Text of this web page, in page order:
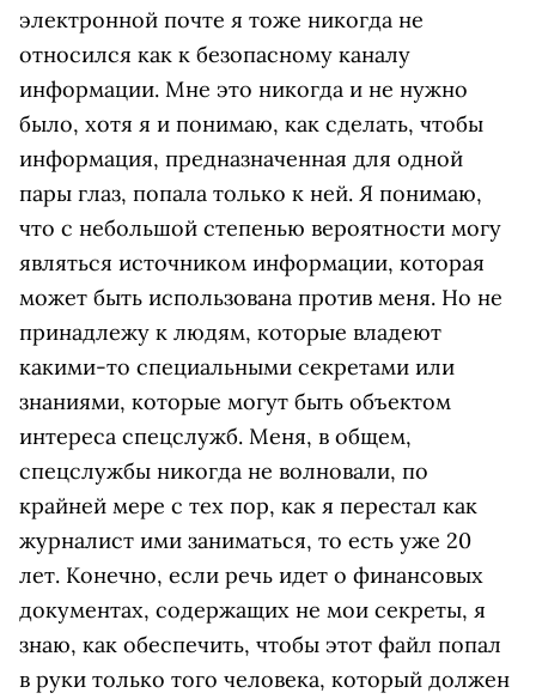
электронной почте я тоже никогда не
относился как к безопасному каналу
информации. Мне это никогда и не нужно
было, хотя я и понимаю, как сделать, чтобы
информация, предназначенная для одной
пары глаз, попала только к ней. Я понимаю,
что с небольшой степенью вероятности могу
являться источником информации, которая
может быть использована против меня. Но не
принадлежу к людям, которые владеют
какими-то специальными секретами или
знаниями, которые могут быть объектом
интереса спецслужб. Меня, в общем,
спецслужбы никогда не волновали, по
крайней мере с тех пор, как я перестал как
журналист ими заниматься, то есть уже 20
лет. Конечно, если речь идет о финансовых
документах, содержащих не мои секреты, я
знаю, как обеспечить, чтобы этот файл попал
в руки только того человека, который должен